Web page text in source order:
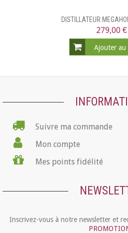
DISTILLATEUR
279,00 €
Ajouter au
Suivre ma commande
Mon compte
Mes points fidélité
Inscrivez-vous à notre newsletter et